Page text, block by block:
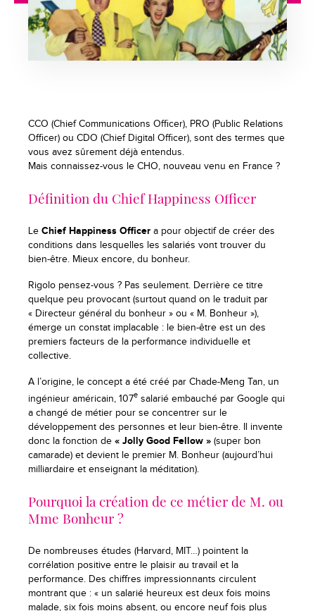
CCO (Chief Communications Officer), PRO (Public Relations
Officer) ou CDO (Chief Digital Officer), sont des termes que
vous avez sûrement déjà entendus.
Mais connaissez-vous le CHO, nouveau venu en France ?
Définition du Chief Happiness Officer
Le Chief Happiness Officer a pour objectif de créer des
conditions dans lesquelles les salariés vont trouver du
bien-être. Mieux encore, du bonheur.
Rigolo pensez-vous ? Pas seulement. Derrière ce titre
quelque peu provocant (surtout quand on le traduit par
« Directeur général du bonheur » ou « M. Bonheur »),
émerge un constat implacable : le bien-être est un des
premiers facteurs de la performance individuelle et
collective.
A l’origine, le concept a été créé par Chade-Meng Tan, un
ingénieur américain, 107e salarié embauché par Google qui
a changé de métier pour se concentrer sur le
développement des personnes et leur bien-être. Il invente
donc la fonction de « Jolly Good Fellow » (super bon
camarade) et devient le premier M. Bonheur (aujourd’hui
milliardaire et enseignant la méditation).
Pourquoi la création de ce métier de M. ou
Mme Bonheur ?
De nombreuses études (Harvard, MIT…) pointent la
corrélation positive entre le plaisir au travail et la
performance. Des chiffres impressionnants circulent
montrant que : « un salarié heureux est deux fois moins
malade, six fois moins absent, ou encore neuf fois plus